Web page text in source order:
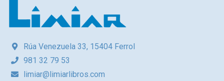
Rúa Venezuela 33, 15404 Ferrol
981 32 79 53
limiar@limiarlibros.com